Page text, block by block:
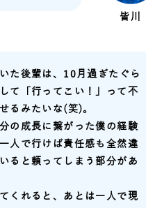
皆川
た後輩は、10月過ぎたぐら
て「行ってこい！」って不
るみたいな(笑)。
の成長に繋がった僕の経験
人で行けば責任感も全然違
ると頼ってしまう部分があ
くれると、あとは一人で現